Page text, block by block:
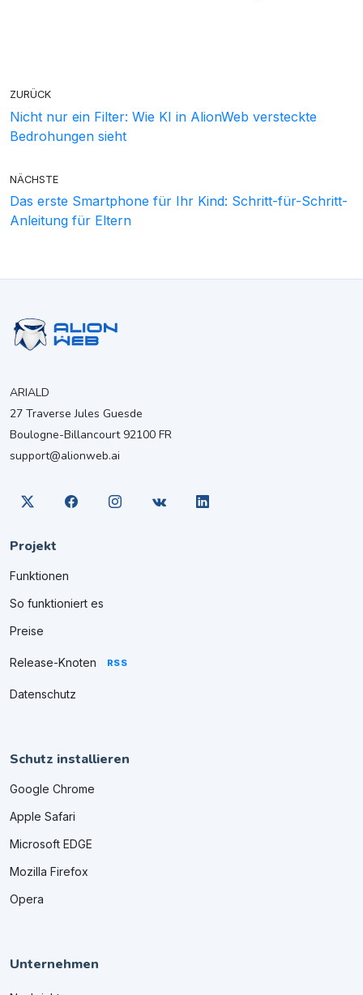
ZURÜCK
Nicht nur ein Filter: Wie KI in AlionWeb versteckte
Bedrohungen sieht
NÄCHSTE
Das erste Smartphone für Ihr Kind: Schritt-für-Schritt-
Anleitung für Eltern
ARIALD
27 Traverse Jules Guesde
Boulogne-Billancourt 92100 FR
support@alionweb.ai
Projekt
Funktionen
So funktioniert es
Preise
Release-Knoten RSS
Datenschutz
Schutz installieren
Google Chrome
Apple Safari
Microsoft EDGE
Mozilla Firefox
Opera
Unternehmen